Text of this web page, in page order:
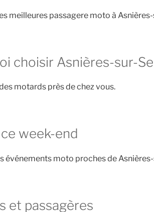
meilleures passagere moto à
choisir Asnières-sur-
motards près de chez vous.
week-end
événements moto proches de
et passagères